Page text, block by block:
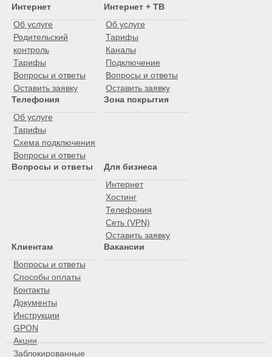
Интернет
Об услуге
Родительский
контроль
Тарифы
Вопросы и ответы
Оставить заявку
Интернет + ТВ
Об услуге
Тарифы
Каналы
Подключение
Вопросы и ответы
Оставить заявку
Телефония
Об услуге
Тарифы
Схема подключения
Вопросы и ответы
Зона покрытия
Вопросы и ответы
Для бизнеса
Интернет
Хостинг
Телефония
Сеть (VPN)
Оставить заявку
Клиентам
Вопросы и ответы
Способы оплаты
Контакты
Документы
Инструкции
GPON
Акции
Заблокированные
Вакансии